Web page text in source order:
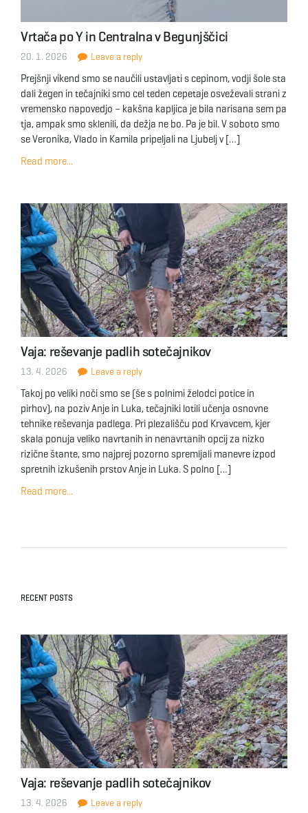
a
i
o
n
Vrtača po Y in Centralna v Begunjščici
20. 1. 2026 Leave a reply
Prejšnji vikend smo se naučili ustavljati s cepinom, vodji šole sta
dali žegen in tečajniki smo cel teden cepetaje osveževali strani z
vremensko napovedjo – kakšna kapljica je bila narisana sem pa
tja, ampak smo sklenili, da dežja ne bo. Pa je bil. V soboto smo
se Veronika, Vlado in Kamila pripeljali na Ljubelj v […]
Read more...
Vaja: reševanje padlih sotečajnikov
13. 4. 2026 Leave a reply
Takoj po veliki noči smo se (še s polnimi želodci potice in
pirhov), na poziv Anje in Luka, tečajniki lotili učenja osnovne
tehnike reševanja padlega. Pri plezališču pod Krvavcem, kjer
skala ponuja veliko navrtanih in nenavrtanih opcij za nizko
rizične štante, smo najprej pozorno spremljali manevre izpod
spretnih izkušenih prstov Anje in Luka. S polno […]
Read more...
RECENT POSTS
Vaja: reševanje padlih sotečajnikov
13. 4. 2026 Leave a reply